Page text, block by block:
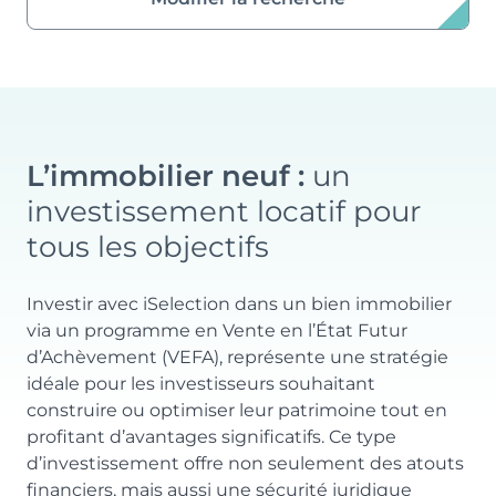
L’immobilier neuf : un
investissement locatif pour
tous les objectifs
Investir avec iSelection dans un bien immobilier
via un programme en Vente en l’État Futur
d’Achèvement (VEFA), représente une stratégie
idéale pour les investisseurs souhaitant
construire ou optimiser leur patrimoine tout en
profitant d’avantages significatifs. Ce type
d’investissement offre non seulement des atouts
financiers, mais aussi une sécurité juridique